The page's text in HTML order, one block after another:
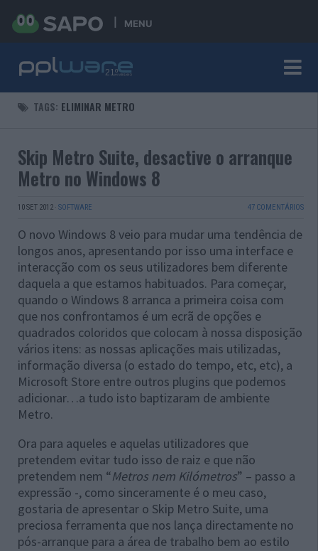
MENU
TAGS: ELIMINAR METRO
Skip Metro Suite, desactive o arranque
Metro no Windows 8
10 SET 2012 · SOFTWARE 47 COMENTÁRIOS
O novo Windows 8 veio para mudar uma tendência de
longos anos, apresentando por isso uma interface e
interacção com os seus utilizadores bem diferente
daquela a que estamos habituados. Para começar,
quando o Windows 8 arranca a primeira coisa com
que nos confrontamos é um ecrã de opções e
quadrados coloridos que colocam à nossa disposição
vários itens: as nossas aplicações mais utilizadas,
informação diversa (o estado do tempo, etc, etc), a
Microsoft Store entre outros plugins que podemos
adicionar…a tudo isto baptizaram de ambiente
Metro.
Ora para aqueles e aquelas utilizadores que
pretendem evitar tudo isso de raiz e que não
pretendem nem “Metros nem Kilómetros” – passo a
expressão -, como sinceramente é o meu caso,
gostaria de apresentar o Skip Metro Suite, uma
preciosa ferramenta que nos lança directamente no
pós-arranque para a área de trabalho bem ao estilo